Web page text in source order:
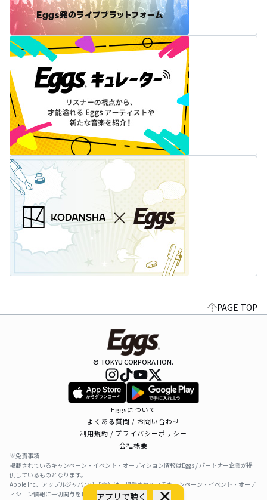
アプリで聴く
PAGE TOP
© TOKYU CORPORATION.
Eggsについて
よくある質問 / お問い合わせ
利用規約 / プライバシーポリシー
会社概要
※免責事項
掲載されているキャンペーン・イベント・オーディション情報はEggs / パートナー企業が提
供しているものとなります。
Apple Inc、アップルジャパン株式会社は、掲載されているキャンペーン・イベント・オーデ
ィション情報に一切関与をしておりません。